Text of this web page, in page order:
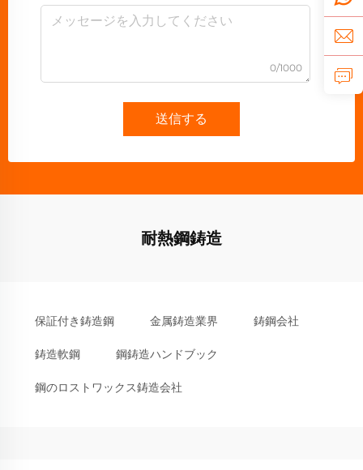
0/1000
送信する
耐熱鋼鋳造
保証付き鋳造鋼 金属鋳造業界 鋳鋼会社
鋳造軟鋼 鋼鋳造ハンドブック
鋼のロストワックス鋳造会社